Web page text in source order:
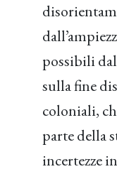
possibili
sulla fine
coloniali,
parte della
incertezze